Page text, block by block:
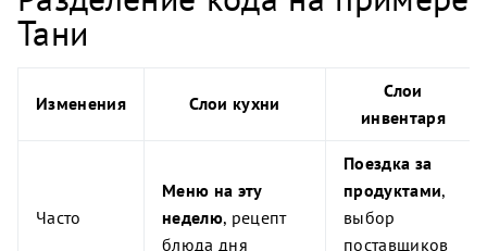
Тани
Изменения Слои кухни
Слои
инвентаря
Часто
Меню на эту
неделю, рецепт
блюда дня
Поездка за
продуктами,
выбор
поставщиков